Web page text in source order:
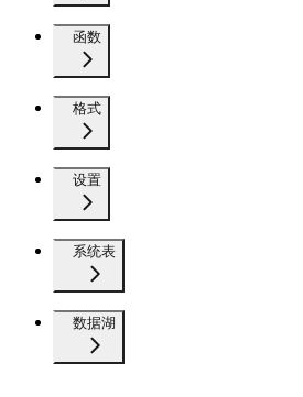
函数
格式
设置
系统表
数据湖